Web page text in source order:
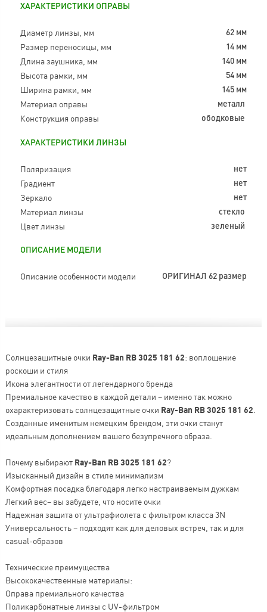
ХАРАКТЕРИСТИКИ ОПРАВЫ
Диаметр линзы, мм 62 мм
Размер переносицы, мм 14 мм
Длина заушника, мм 140 мм
Высота рамки, мм 54 мм
Ширина рамки, мм 145 мм
Материал оправы металл
Конструкция оправы ободковые
ХАРАКТЕРИСТИКИ ЛИНЗЫ
Поляризация нет
Градиент нет
Зеркало нет
Материал линзы стекло
Цвет линзы зеленый
ОПИСАНИЕ МОДЕЛИ
Описание особенности модели ОРИГИНАЛ 62 размер
Солнцезащитные очки Ray-Ban RB 3025 181 62: воплощение
роскоши и стиля
Икона элегантности от легендарного бренда
Премиальное качество в каждой детали – именно так можно
охарактеризовать солнцезащитные очки Ray-Ban RB 3025 181 62
Созданные именитым немецким брендом, эти очки станут
идеальным дополнением вашего безупречного образа.
Почему выбирают Ray-Ban RB 3025 181 62?
Изысканный дизайн в стиле минимализм
Комфортная посадка благодаря легко настраиваемым дужкам
Легкий вес– вы забудете, что носите очки
Надежная защита от ультрафиолета с фильтром класса 3N
Универсальность – подходят как для деловых встреч, так и для
casual-образов
Технические преимущества
Высококачественные материалы:
Оправа премиального качества
Поликарбонатные линзы с UV-фильтром